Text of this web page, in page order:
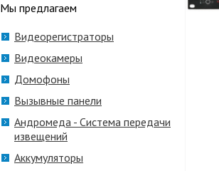
Мы предлагаем
Видеорегистраторы
Видеокамеры
Домофоны
Вызывные панели
Андромеда - Система передачи
извещений
Аккумуляторы